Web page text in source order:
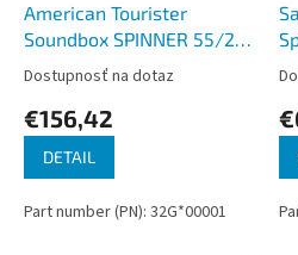
American Tourister
Soundbox SPINNER 55/20
EXP TSA Sun Kissed Coral
Dostupnosť na dotaz
€156,42
DETAIL
Part number (PN): 32G*00001